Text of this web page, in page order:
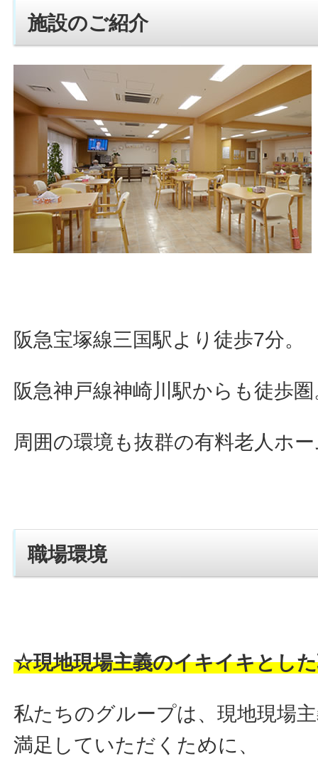
施設のご紹介
阪急宝塚線三国駅より徒歩7分。
阪急神戸線神崎川駅からも徒歩
周囲の環境も抜群の有料老人ホ
職場環境
☆現地現場主義のイキイキとし
私たちのグループは、現地現場
満足していただくために、